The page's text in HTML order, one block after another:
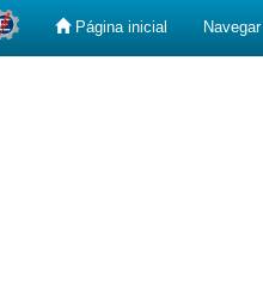
Página inicial Navegar